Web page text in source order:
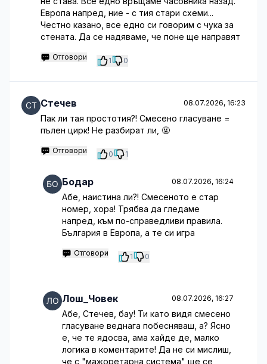
Европа напред, ние - с тия стари схеми...
Честно казано, все едно си говорим с чука за
стената. Да се надяваме, че поне ще направят
Отговори 1 0
Стечев 08.07.2026, 16:23
Пак ли тая простотия?! Смесено гласуване =
пълен цирк! Не разбират ли, 🤬
Отговори 0 1
Бодар 08.07.2026, 16:24
Абе, наистина ли?! Смесеното е стар
номер, хора! Трябва да гледаме
напред, към по-справедливи правила.
България в Европа, а те си игра
Отговори 1 0
Лош_Човек 08.07.2026, 16:27
Абе, Стечев, бау! Ти като видя смесено
гласуване веднага побесняваш, а? Ясно
е, че те ядосва, ама хайде де, малко
логика в коментарите! Да не си мислиш,
че с "мажоретарна система" ще се